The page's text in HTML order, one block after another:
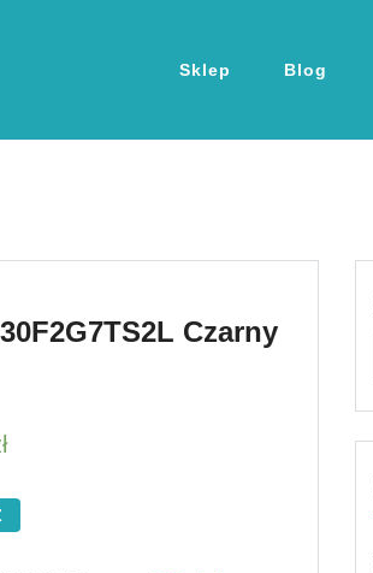
Sklep Blog
Czarny